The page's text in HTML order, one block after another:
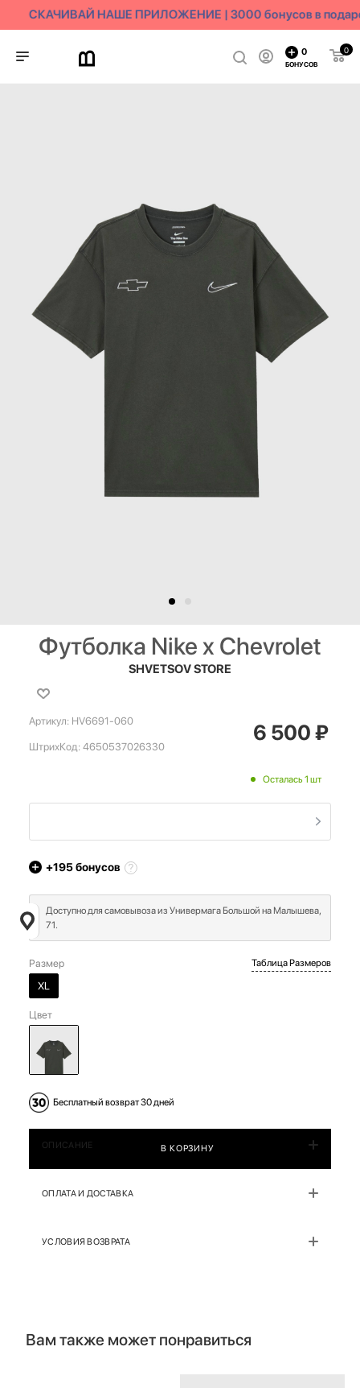
СКАЧИВАЙ НАШЕ ПРИЛОЖЕНИЕ | 3000 бонусов в
0
0
БОНУСОВ
Футболка Nike x Chevrolet
SHVETSOV STORE
Артикул: HV6691-060
ШтрихКод: 4650537026330
6 500₽
Осталась 1 шт
+195бонусов
Доступно для самовывоза из Универмага Большой на Малышева,
71.
Размер
XL
Таблица Размеров
Цвет
Бесплатный возврат 30 дней
В КОРЗИНУ
ОПИСАНИЕ
ОПЛАТА И ДОСТАВКА
УСЛОВИЯ ВОЗВРАТА
Вам также может понравиться